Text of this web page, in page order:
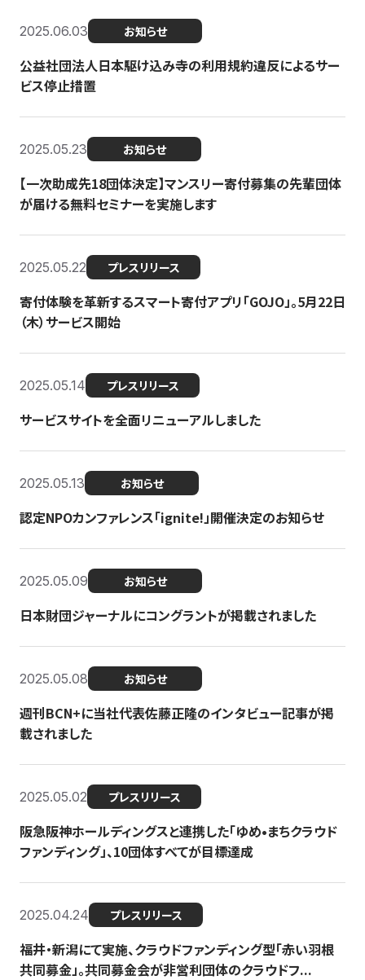
2025.06.03 お知らせ
公益社団法人日本駆け込み寺の利用規約違反によるサー
ビス停止措置
2025.05.23 お知らせ
【一次助成先18団体決定】マンスリー寄付募集の先輩団体
が届ける無料セミナーを実施します
2025.05.22 プレスリリース
寄付体験を革新するスマート寄付アプリ「GOJO」。5月22日
（木）サービス開始
2025.05.14 プレスリリース
サービスサイトを全面リニューアルしました
2025.05.13 お知らせ
認定NPOカンファレンス「ignite!」開催決定のお知らせ
2025.05.09 お知らせ
日本財団ジャーナルにコングラントが掲載されました
2025.05.08 お知らせ
週刊BCN+に当社代表佐藤正隆のインタビュー記事が掲
載されました
2025.05.02 プレスリリース
阪急阪神ホールディングスと連携した「ゆめ•まちクラウド
ファンディング」、10団体すべてが目標達成
2025.04.24 プレスリリース
福井・新潟にて実施、クラウドファンディング型「赤い羽根
共同募金」。共同募金会が非営利団体のクラウドフ...